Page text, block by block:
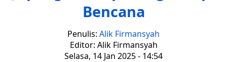
Bencana
Penulis: Alik Firmansyah
Editor: Alik Firmansyah
Selasa, 14 Jan 2025 - 14:54